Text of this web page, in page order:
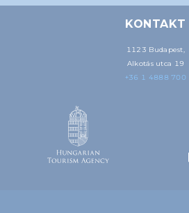
KONTAKT
1123 Budapest,
Alkotás utca 19
+36 1 4888 700